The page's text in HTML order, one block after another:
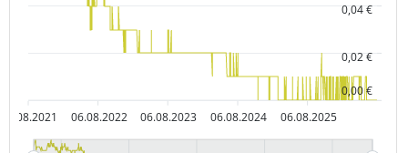
06.08.2021 06.08.2022 06.08.2023 06.08.2024 06.08.2025
0,00 €
0,02 €
0,04 €